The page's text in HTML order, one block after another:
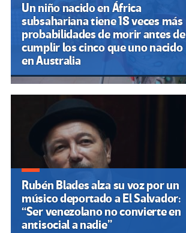
Un niño nacido en África
subsahariana tiene 18 veces más
probabilidades de morir antes de
cumplir los cinco que uno nacido
en Australia
Rubén Blades alza su voz por un
músico deportado a El Salvador:
“Ser venezolano no convierte en
antisocial a nadie”